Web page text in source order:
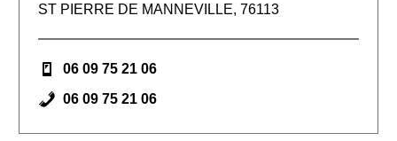
ST PIERRE DE MANNEVILLE, 76113
06 09 75 21 06
06 09 75 21 06